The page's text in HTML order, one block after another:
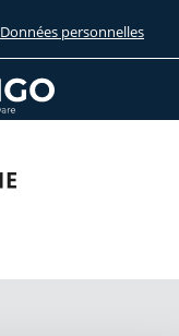
Données personnelles